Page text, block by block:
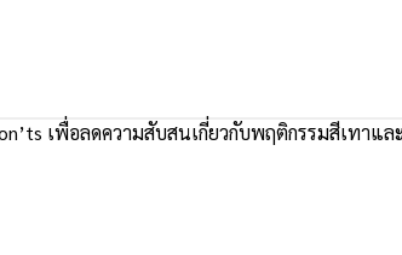
เพื่อลดความสับสนเกี่ยวกับพฤติกรรมสีเทาแ